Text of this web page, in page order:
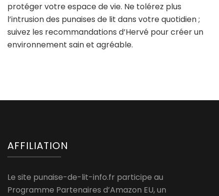
protéger votre espace de vie. Ne tolérez plus
l’intrusion des punaises de lit dans votre quotidien ;
suivez les recommandations d’Hervé pour créer un
environnement sain et agréable.
AFFILIATION
Le site punaise-de-lit-info.fr participe au
Programme Partenaires d’Amazon EU, un